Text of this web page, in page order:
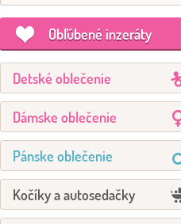
Obľúbené inzeráty
Detské oblečenie
Dámske oblečenie
Pánske oblečenie
Kočíky a autosedačky